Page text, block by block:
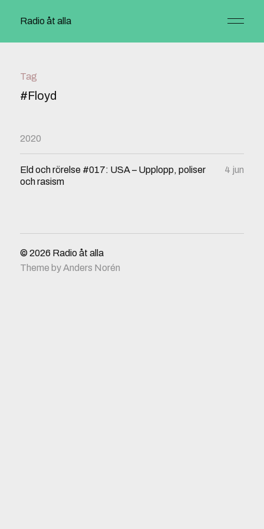
Radio åt alla
Tag
#Floyd
2020
Eld och rörelse #017: USA – Upplopp, poliser
och rasism
4 jun
© 2026 Radio åt alla
Theme byAnders Norén